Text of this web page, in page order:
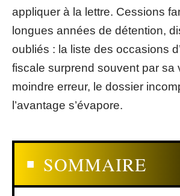
appliquer à la lettre. Cessions
longues années de détention,
oubliés : la liste des occasions
fiscale surprend souvent par sa
moindre erreur, le dossier
l’avantage s’évapore.
SOMMAIRE